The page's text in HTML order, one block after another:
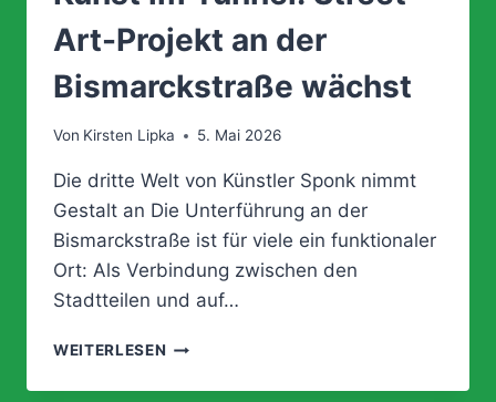
Art-Projekt an der
Bismarckstraße wächst
Von Kirsten Lipka 5. Mai 2026
Die dritte Welt von Künstler Sponk nimmt
Gestalt an Die Unterführung an der
Bismarckstraße ist für viele ein funktionaler
Ort: Als Verbindung zwischen den
Stadtteilen und auf…
WEITERLESEN KUNST
TUNNEL: